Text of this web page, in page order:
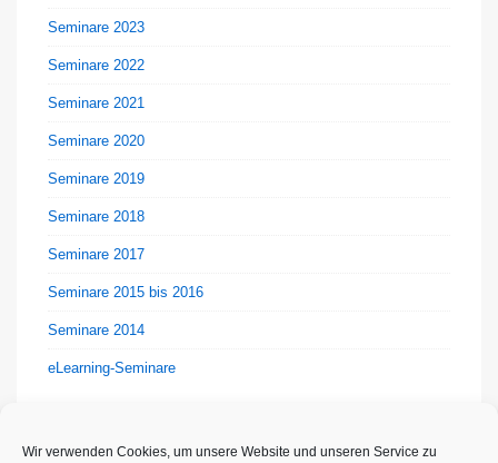
Wir verwenden Cookies, um unsere Website und unseren Service zu
Seminare 2023
Seminare 2022
Seminare 2021
Seminare 2020
Seminare 2019
Seminare 2018
Seminare 2017
Seminare 2015 bis 2016
Seminare 2014
eLearning-Seminare